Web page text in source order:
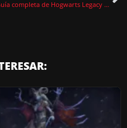
Guía completa de Hogwarts Legacy con hechizos, pociones y bestias mágicas